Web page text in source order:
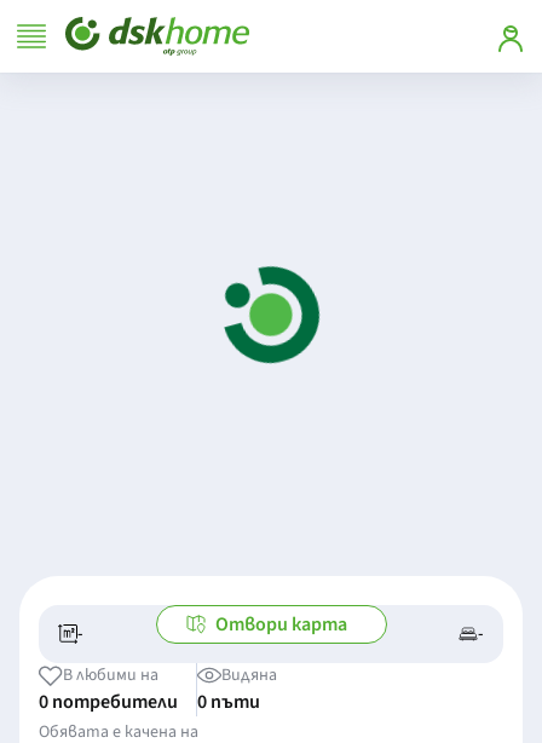
- -/- -
Отвори карта
В любими на
0 потребители
Видяна
0 пъти
Обявата е качена на